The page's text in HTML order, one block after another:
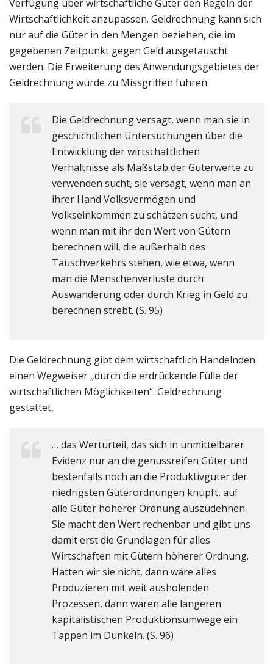
Verfügung über wirtschaftliche Güter den Regeln der
Wirtschaftlichkeit anzupassen. Geldrechnung kann sich
nur auf die Güter in den Mengen beziehen, die im
gegebenen Zeitpunkt gegen Geld ausgetauscht
werden. Die Erweiterung des Anwendungsgebietes der
Geldrechnung würde zu Missgriffen führen.
Die Geldrechnung versagt, wenn man sie in
geschichtlichen Untersuchungen über die
Entwicklung der wirtschaftlichen
Verhältnisse als Maßstab der Güterwerte zu
verwenden sucht, sie versagt, wenn man an
ihrer Hand Volksvermögen und
Volkseinkommen zu schätzen sucht, und
wenn man mit ihr den Wert von Gütern
berechnen will, die außerhalb des
Tauschverkehrs stehen, wie etwa, wenn
man die Menschenverluste durch
Auswanderung oder durch Krieg in Geld zu
berechnen strebt. (S. 95)
Die Geldrechnung gibt dem wirtschaftlich Handelnden
einen Wegweiser „durch die erdrückende Fülle der
wirtschaftlichen Möglichkeiten“. Geldrechnung
gestattet,
… das Werturteil, das sich in unmittelbarer
Evidenz nur an die genussreifen Güter und
bestenfalls noch an die Produktivgüter der
niedrigsten Güterordnungen knüpft, auf
alle Güter höherer Ordnung auszudehnen.
Sie macht den Wert rechenbar und gibt uns
damit erst die Grundlagen für alles
Wirtschaften mit Gütern höherer Ordnung.
Hatten wir sie nicht, dann wäre alles
Produzieren mit weit ausholenden
Prozessen, dann wären alle längeren
kapitalistischen Produktionsumwege ein
Tappen im Dunkeln. (S. 96)